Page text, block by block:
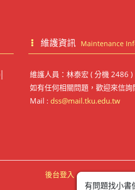
維護資訊 Maintenance
維護人員：林泰宏 ( 分機 2486 )
如有任何相關問題，歡迎來信詢
Mail : dss@mail.tku.edu.tw
後台登入
有問題找小書